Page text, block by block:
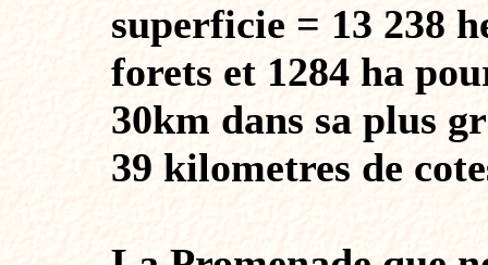
superficie = 13 238
forets et 1284 ha
30km dans sa plus
39 kilometres de